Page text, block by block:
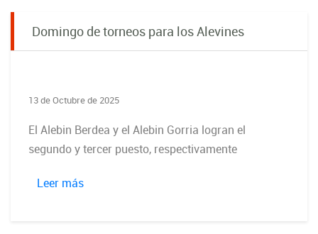
Domingo de torneos para los Alevines
13 de Octubre de 2025
El Alebin Berdea y el Alebin Gorria logran el
segundo y tercer puesto, respectivamente
Leer más